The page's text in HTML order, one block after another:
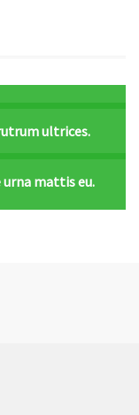
ultrices.
mattis eu.